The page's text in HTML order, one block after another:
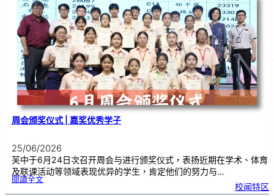
出
！
马
日
印
台
在
芙
中
大
舞
台
以
鼓
交
流
周会颁奖仪式 | 嘉奖优秀学子
25/06/2026
芙中于6月24日次召开周会与进行颁奖仪式，表扬近期在学术、体育
及联课活动等领域表现优异的学生，肯定他们的努力与…
閱讀全文:周
校闻特区